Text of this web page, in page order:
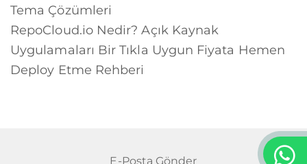
Tema Çözümleri
RepoCloud.io Nedir? Açık Kaynak
Uygulamaları Bir Tıkla Uygun Fiyata Hemen
Deploy Etme Rehberi
E-Posta Gönder